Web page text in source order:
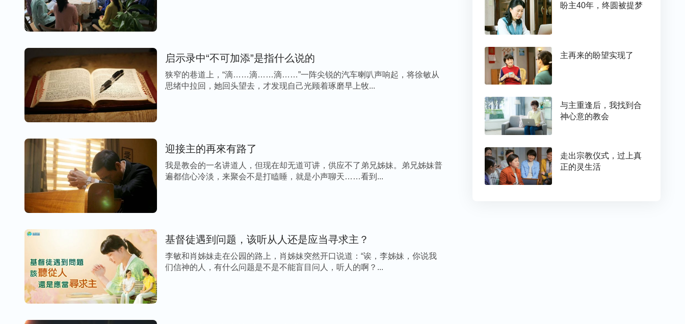
启示录中“不可加添”是指什么说的
狭窄的巷道上，“滴……滴……滴……”一阵尖锐的汽车喇叭声响起，将徐敏从
思绪中拉回，她回头望去，才发现自己光顾着琢磨早上牧...
迎接主的再來有路了
我是教会的一名讲道人，但现在却无道可讲，供应不了弟兄姊妹。弟兄姊妹普
遍都信心冷淡，来聚会不是打瞌睡，就是小声聊天……看到...
基督徒遇到问题，该听从人还是应当寻求主？
李敏和肖姊妹走在公园的路上，肖姊妹突然开口说道：“诶，李姊妹，你说我
们信神的人，有什么问题是不是不能盲目问人，听人的啊？...
盼主40年，终圆被提梦
主再来的盼望实现了
与主重逢后，我找到合
神心意的教会
走出宗教仪式，过上真
正的灵生活